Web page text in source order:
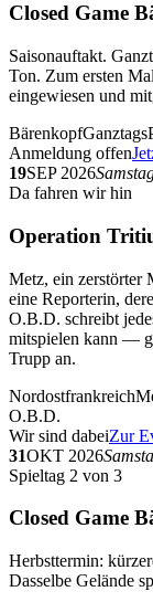
Closed Game
Saisonauftakt.
Ton. Zum ersten
eingewiesen und
BärenkopfGanztags
Anmeldung offen
19SEP 2026
Da fahren wir hin
Operation
Metz, ein zerstörter
eine Reporterin,
O.B.D. schreibt
mitspielen kann —
Trupp an.
Nordostfrankreich
O.B.D.
Wir sind dabeiZur
31OKT 2026
Spieltag 2 von 3
Closed Game
Herbsttermin:
Dasselbe Gelände